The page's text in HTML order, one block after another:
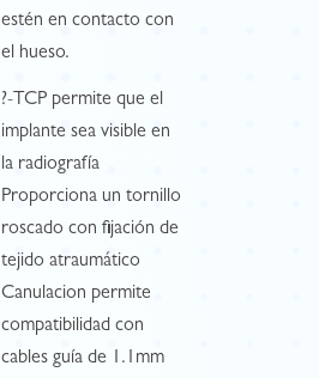
estén en contacto con
el hueso.
?-TCP permite que el
implante sea visible en
la radiografía
Proporciona un tornillo
roscado con fijación de
tejido atraumático
Canulacion permite
compatibilidad con
cables guía de 1.1mm